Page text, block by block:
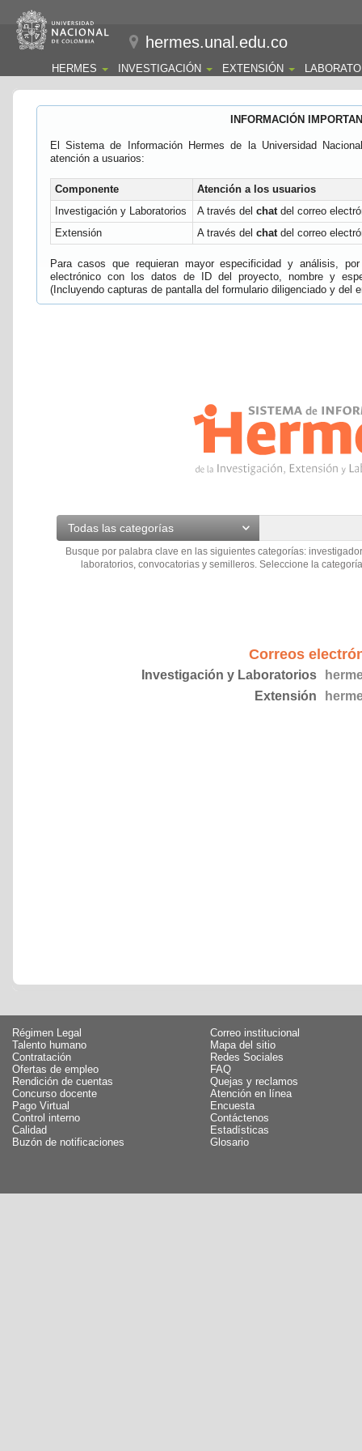
hermes.unal.edu.co
HERMES INVESTIGACIÓN EXTENSIÓN
INFORMACIÓN
El Sistema de Información Hermes de la Universidad
atención a usuarios:
Componente
Atención a los usuarios
Investigación y Laboratorios
A través del chatdel correo
Extensión
A través del chatdel correo
Para casos que requieran mayor especificidad y análisis,
electrónico con los datos de ID del proyecto, nombre y
(Incluyendo capturas de pantalla del formulario diligenciado y del
Todas las categorías
Busque por palabra clave en las siguientes categorías:
laboratorios, convocatorias y semilleros. Seleccione la
Correos
Investigación y Laboratorios
Extensión
Régimen Legal
Talento humano
Contratación
Ofertas de empleo
Rendición de cuentas
Concurso docente
Pago Virtual
Control interno
Calidad
Buzón de notificaciones
Correo institucional
Mapa del sitio
Redes Sociales
FAQ
Quejas y reclamos
Atención en línea
Encuesta
Contáctenos
Estadísticas
Glosario